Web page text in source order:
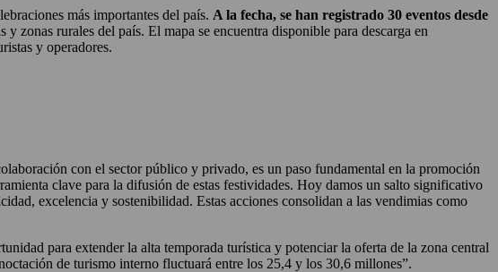
más importantes del país. A la fecha, se han registrado 30 eventos desde
zonas rurales del país. El mapa se encuentra disponible para descarga en
y operadores.
con el sector público y privado, es un paso fundamental en la promoción
clave para la difusión de estas festividades. Hoy damos un salto significativo
excelencia y sostenibilidad. Estas acciones consolidan a las vendimias como
para extender la alta temporada turística y potenciar la oferta de la zona central
de turismo interno fluctuará entre los 25,4 y los 30,6 millones”.